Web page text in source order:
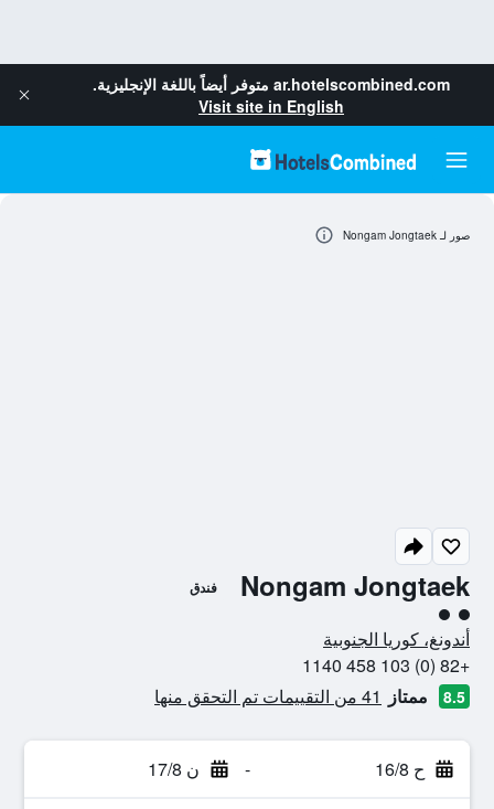
ar.hotelscombined.com متوفر أيضاً باللغة الإنجليزية.
Visit site in English
Nongam Jongtaek فندق
تقييم فئة 2
أندونغ، كوريا الجنوبية
+82 (0) 103 458 1140
8.5 ممتاز 41 من التقييمات تم التحقق منها
ح 16/8 - ن 17/8
صور لـ Nongam Jongtaek